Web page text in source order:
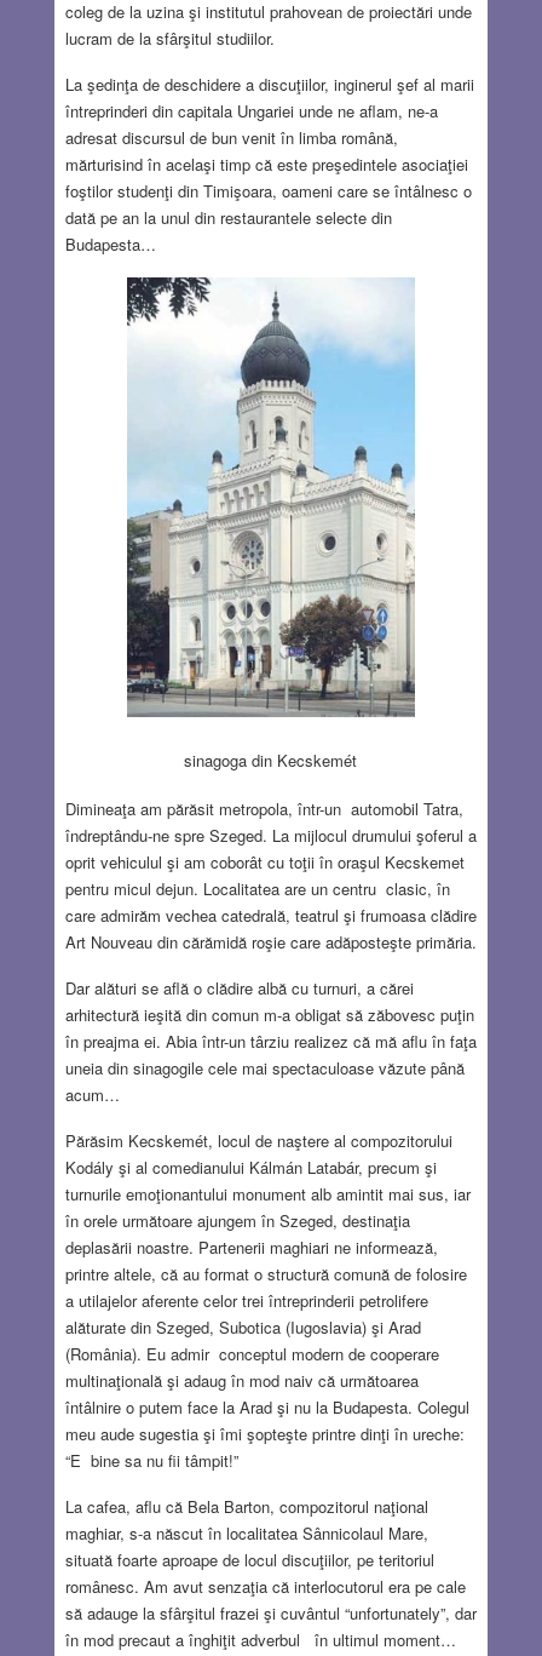
coleg de la uzina şi institutul prahovean de proiectări unde
lucram de la sfârşitul studiilor.
La şedinţa de deschidere a discuţiilor, inginerul şef al marii
întreprinderi din capitala Ungariei unde ne aflam, ne-a
adresat discursul de bun venit în limba română,
mărturisind în acelaşi timp că este preşedintele asociaţiei
foştilor studenţi din Timişoara, oameni care se întâlnesc o
dată pe an la unul din restaurantele selecte din
Budapesta…
sinagoga din Kecskemét
Dimineaţa am părăsit metropola, într-un automobil Tatra,
îndreptându-ne spre Szeged. La mijlocul drumului şoferul a
oprit vehiculul şi am coborât cu toţii în oraşul Kecskemet
pentru micul dejun. Localitatea are un centru clasic, în
care admirăm vechea catedrală, teatrul şi frumoasa clădire
Art Nouveau din cărămidă roşie care adăposteşte primăria.
Dar alături se află o clădire albă cu turnuri, a cărei
arhitectură ieşită din comun m-a obligat să zăbovesc puţin
în preajma ei. Abia într-un târziu realizez că mă aflu în faţa
uneia din sinagogile cele mai spectaculoase văzute până
acum…
Părăsim Kecskemét, locul de naştere al compozitorului
Kodály şi al comedianului Kálmán Latabár, precum şi
turnurile emoţionantului monument alb amintit mai sus, iar
în orele următoare ajungem în Szeged, destinaţia
deplasării noastre. Partenerii maghiari ne informează,
printre altele, că au format o structură comună de folosire
a utilajelor aferente celor trei întreprinderii petrolifere
alăturate din Szeged, Subotica (Iugoslavia) şi Arad
(România). Eu admir conceptul modern de cooperare
multinaţională şi adaug în mod naiv că următoarea
întâlnire o putem face la Arad şi nu la Budapesta. Colegul
meu aude sugestia şi îmi şopteşte printre dinţi în ureche:
“E bine sa nu fii tâmpit!”
La cafea, aflu că Bela Barton, compozitorul naţional
maghiar, s-a născut în localitatea Sânnicolaul Mare,
situată foarte aproape de locul discuţiilor, pe teritoriul
românesc. Am avut senzaţia că interlocutorul era pe cale
să adauge la sfârşitul frazei şi cuvântul “unfortunately”, dar
în mod precaut a înghiţit adverbul în ultimul moment…